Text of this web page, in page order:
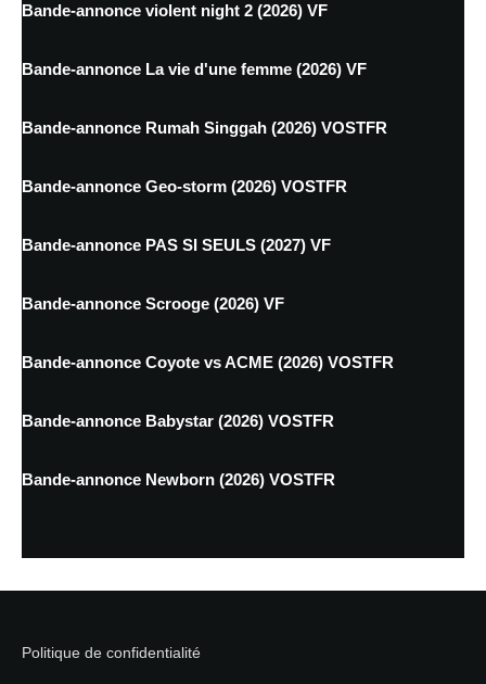
Bande-annonce violent night 2 (2026) VF
Bande-annonce La vie d'une femme (2026) VF
Bande-annonce Rumah Singgah (2026) VOSTFR
Bande-annonce Geo-storm (2026) VOSTFR
Bande-annonce PAS SI SEULS (2027) VF
Bande-annonce Scrooge (2026) VF
Bande-annonce Coyote vs ACME (2026) VOSTFR
Bande-annonce Babystar (2026) VOSTFR
Bande-annonce Newborn (2026) VOSTFR
Politique de confidentialité